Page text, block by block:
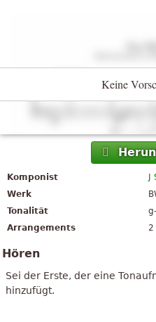
Keine
Komponist
Werk
Tonalität
Arrangements
2
Hören
Sei der Erste, der eine
hinzufügt.